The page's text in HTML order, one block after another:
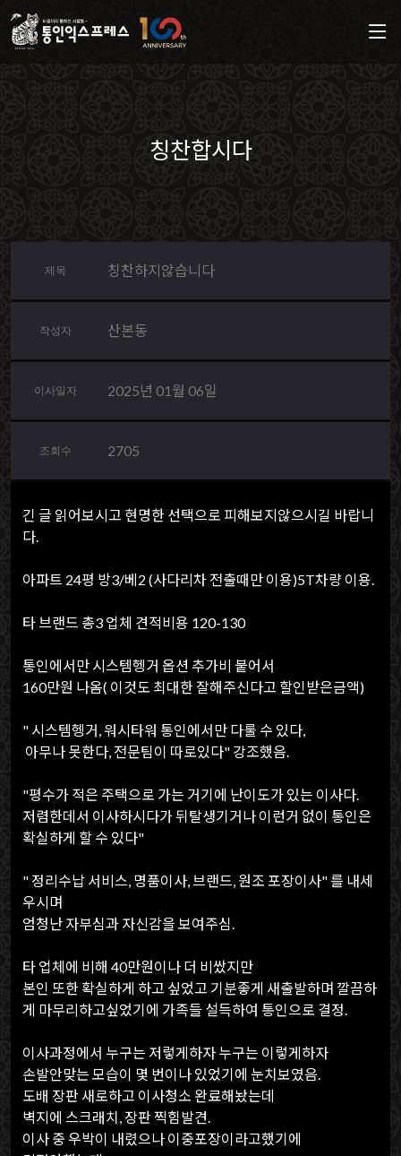
칭찬합시다
제목 칭찬하지않습니다
작성자 산본동
이사일자 2025년 01월 06일
조회수 2705
긴 글 읽어보시고 현명한 선택으로 피해보지않으시길 바랍니
다.
아파트 24평 방3/베2 (사다리차 전출때만 이용)5T차량 이용.
타 브랜드 총3 업체 견적비용 120-130
통인에서만 시스템헹거 옵션 추가비 붙어서
160만원 나옴( 이것도 최대한 잘해주신다고 할인받은금액)
" 시스템헹거, 워시타워 통인에서만 다룰 수 있다,
아무나 못한다, 전문팀이 따로있다" 강조했음.
"평수가 적은 주택으로 가는 거기에 난이도가 있는 이사다.
저렴한데서 이사하시다가 뒤탈생기거나 이런거 없이 통인은
확실하게 할 수 있다"
" 정리수납 서비스, 명품이사, 브랜드, 원조 포장이사" 를 내세
우시며
엄청난 자부심과 자신감을 보여주심.
타 업체에 비해 40만원이나 더 비쌌지만
본인 또한 확실하게 하고 싶었고 기분좋게 새출발하며 깔끔하
게 마무리하고싶었기에 가족들 설득하여 통인으로 결정.
이사과정에서 누구는 저렇게하자 누구는 이렇게하자
손발안맞는 모습이 몇 번이나 있었기에 눈치보였음.
도배 장판 새로하고 이사청소 완료해놨는데
벽지에 스크래치, 장판 찍힘발견.
이사 중 우박이 내렸으나 이중포장이라고했기에